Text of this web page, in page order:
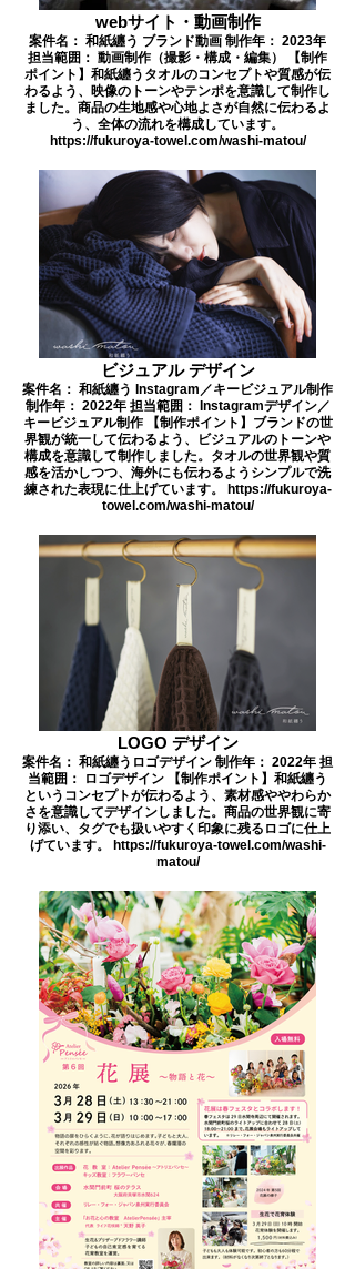
webサイト・動画制作
案件名： 和紙纏う ブランド動画 制作年： 2023年
担当範囲： 動画制作（撮影・構成・編集） 【制作
ポイント】和紙纏うタオルのコンセプトや質感が伝
わるよう、映像のトーンやテンポを意識して制作し
ました。商品の生地感や心地よさが自然に伝わるよ
う、全体の流れを構成しています。
https://fukuroya-towel.com/washi-matou/
ビジュアル デザイン
案件名： 和紙纏う Instagram／キービジュアル制作
制作年： 2022年 担当範囲： Instagramデザイン／
キービジュアル制作 【制作ポイント】ブランドの世
界観が統一して伝わるよう、ビジュアルのトーンや
構成を意識して制作しました。タオルの世界観や質
感を活かしつつ、海外にも伝わるようシンプルで洗
練された表現に仕上げています。 https://fukuroya-
towel.com/washi-matou/
LOGO デザイン
案件名： 和紙纏うロゴデザイン 制作年： 2022年 担
当範囲： ロゴデザイン 【制作ポイント】和紙纏う
というコンセプトが伝わるよう、素材感ややわらか
さを意識してデザインしました。商品の世界観に寄
り添い、タグでも扱いやすく印象に残るロゴに仕上
げています。 https://fukuroya-towel.com/washi-
matou/